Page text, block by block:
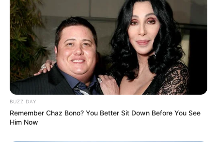
BUZZ DAY
Remember Chaz Bono? You Better Sit Down Before You See
Him Now